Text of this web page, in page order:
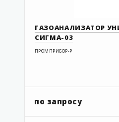
ГАЗОАНАЛИЗАТОР
СИГМА-03
ПРОМПРИБОР-Р
по запросу